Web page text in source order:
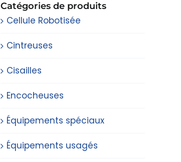
Catégories de produits
Cellule Robotisée
Cintreuses
Cisailles
Encocheuses
Équipements spéciaux
Équipements usagés